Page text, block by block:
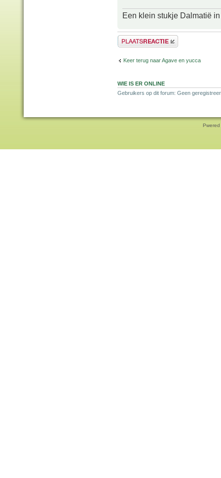
Een klein stukje Dalmatië
Plaats een reactie
Keer terug naar Agave en yucca
WIE IS ER ONLINE
Gebruikers op dit forum: Geen